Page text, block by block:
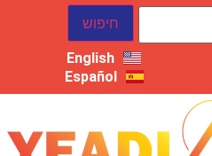
English
Español